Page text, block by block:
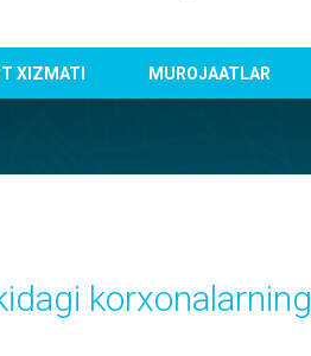
XIZMATI MUROJAATLAR
korxonalarning